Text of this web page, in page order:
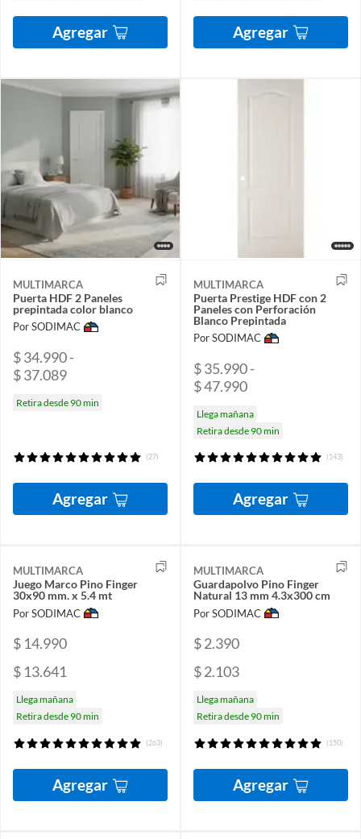
Agregar Agregar
MULTIMARCA
Puerta HDF 2 Paneles
prepintada color blanco
Por SODIMAC
$ 34.990 -
$ 37.089
Retira desde 90 min
(27)
Agregar
MULTIMARCA
Puerta Prestige HDF con 2
Paneles con Perforación
Blanco Prepintada
Por SODIMAC
$ 35.990 -
$ 47.990
Llega mañana
Retira desde 90 min
(143)
Agregar
MULTIMARCA
Juego Marco Pino Finger
30x90 mm. x 5.4 mt
Por SODIMAC
$ 14.990
$ 13.641
Llega mañana
Retira desde 90 min
(263)
Agregar
MULTIMARCA
Guardapolvo Pino Finger
Natural 13 mm 4.3x300 cm
Por SODIMAC
$ 2.390
$ 2.103
Llega mañana
Retira desde 90 min
(150)
Agregar